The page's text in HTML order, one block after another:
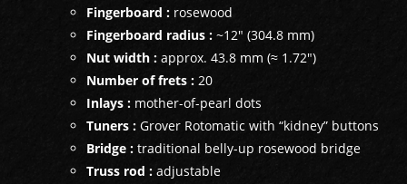
Fingerboard : rosewood
Fingerboard radius : ~12" (304.8 mm)
Nut width : approx. 43.8 mm (≈ 1.72")
Number of frets : 20
Inlays : mother-of-pearl dots
Tuners : Grover Rotomatic with “kidney” buttons
Bridge : traditional belly-up rosewood bridge
Truss rod : adjustable